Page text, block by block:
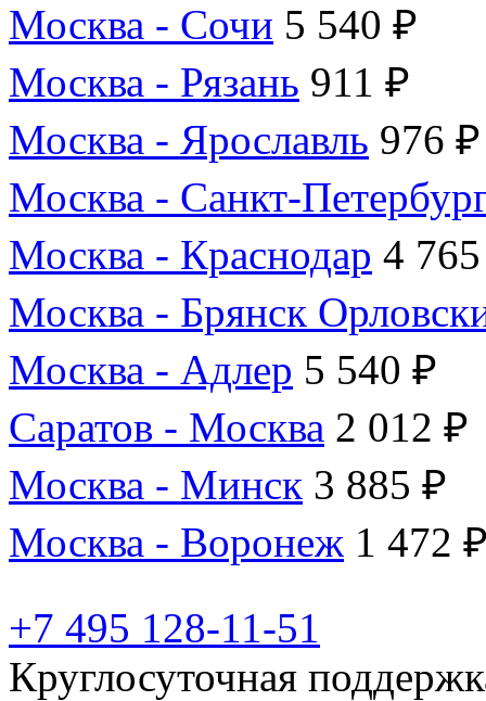
Москва - Сочи 5 540 ₽
Москва - Рязань 911 ₽
Москва - Ярославль 976 ₽
Москва - Санкт-
Москва - Краснодар 4
Москва - Брянск
Москва - Адлер 5 540 ₽
Саратов - Москва 2 012 ₽
Москва - Минск 3 885 ₽
Москва - Воронеж 1 472
+7 495 128-11-51
Круглосуточная